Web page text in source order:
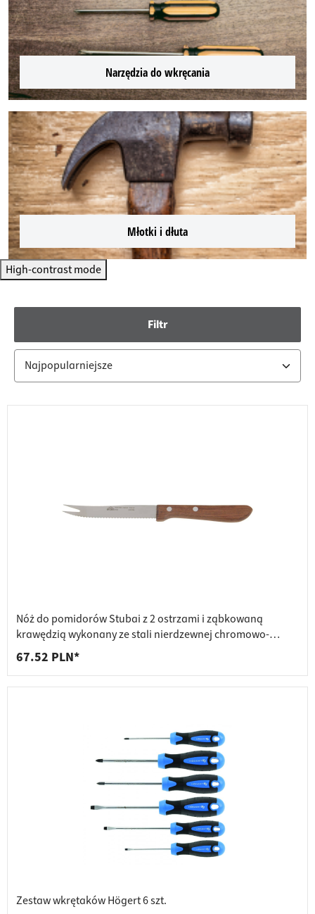
Narzędzia do wkręcania
Młotki i dłuta
High-contrast mode
Filtr
Nóż do pomidorów Stubai z 2 ostrzami i ząbkowaną
krawędzią wykonany ze stali nierdzewnej chromowo-
molibdenowej, specjalnie hartowany, 1 szt.
67.52 PLN*
Zestaw wkrętaków Högert 6 szt.